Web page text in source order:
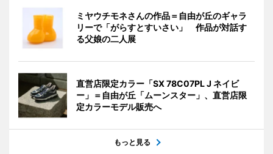
ミヤウチモネさんの作品＝自由が丘のギャラ
リーで「がらすとすいさい」 作品が対話す
る父娘の二人展
直営店限定カラー「SX 78C07PL J ネイビ
ー」＝自由が丘「ムーンスター」、直営店限
定カラーモデル販売へ
もっと見る